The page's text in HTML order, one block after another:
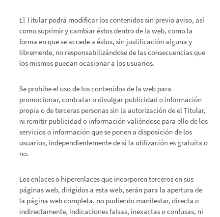
El Titular podrá modificar los contenidos sin previo aviso, así
como suprimir y cambiar éstos dentro de la web, como la
forma en que se accede a éstos, sin justificación alguna y
libremente, no responsabilizándose de las consecuencias que
los mismos puedan ocasionar a los usuarios.
Se prohíbe el uso de los contenidos de la web para
promocionar, contratar o divulgar publicidad o información
propia o de terceras personas sin la autorización de el Titular,
ni remitir publicidad o información valiéndose para ello de los
servicios o información que se ponen a disposición de los
usuarios, independientemente de si la utilización es gratuita o
no.
Los enlaces o hiperenlaces que incorporen terceros en sus
páginas web, dirigidos a esta web, serán para la apertura de
la página web completa, no pudiendo manifestar, directa o
indirectamente, indicaciones falsas, inexactas o confusas, ni